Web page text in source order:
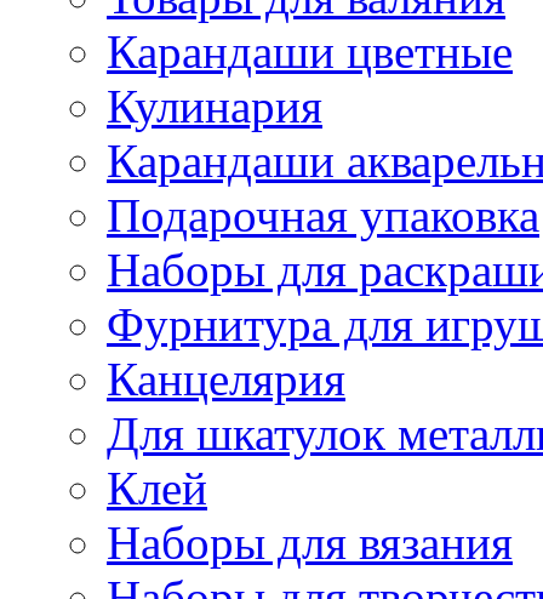
Карандаши цветные
Кулинария
Карандаши
Подарочная упаковка
Наборы для
Фурнитура для
Канцелярия
Для шкатулок
Клей
Наборы для вязания